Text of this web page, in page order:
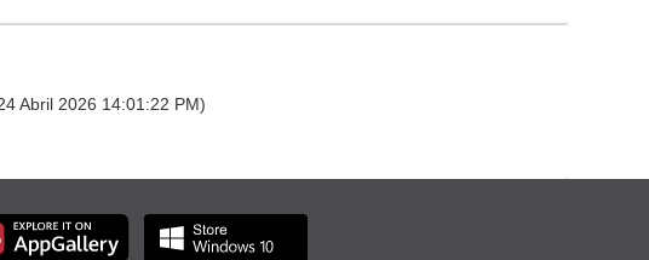
Abril 2026 14:01:22 PM)